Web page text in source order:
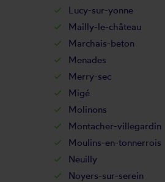
Lucy-sur-yonne
Mailly-le-château
Marchais-beton
Menades
Merry-sec
Migé
Molinons
Montacher-villegardin
Moulins-en-tonnerrois
Neuilly
Noyers-sur-serein